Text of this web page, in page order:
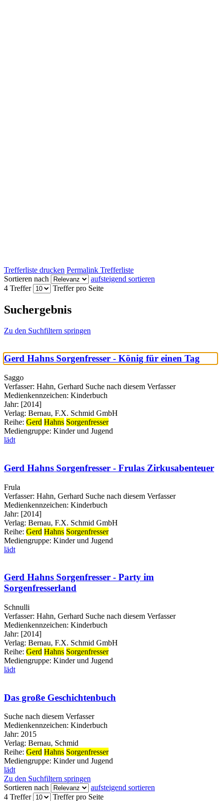
Trefferliste drucken Permalink Trefferliste
Sortieren nach
aufsteigend sortieren
4 Treffer
Treffer pro Seite
Suchergebnis
Zu den Suchfiltern springen
Gerd Hahns Sorgenfresser - König für einen Tag
Saggo
Verfasser: Hahn, Gerhard Suche nach diesem Verfasser
Medienkennzeichen: Kinderbuch
Jahr: [2014]
Verlag: Bernau, F.X. Schmid GmbH
Reihe: Gerd Hahns Sorgenfresser
Mediengruppe: Kinder und Jugend
lädt
Gerd Hahns Sorgenfresser - Frulas Zirkusabenteuer
Frula
Verfasser: Hahn, Gerhard Suche nach diesem Verfasser
Medienkennzeichen: Kinderbuch
Jahr: [2014]
Verlag: Bernau, F.X. Schmid GmbH
Reihe: Gerd Hahns Sorgenfresser
Mediengruppe: Kinder und Jugend
lädt
Gerd Hahns Sorgenfresser - Party im
Sorgenfresserland
Schnulli
Verfasser: Hahn, Gerhard Suche nach diesem Verfasser
Medienkennzeichen: Kinderbuch
Jahr: [2014]
Verlag: Bernau, F.X. Schmid GmbH
Reihe: Gerd Hahns Sorgenfresser
Mediengruppe: Kinder und Jugend
lädt
Das große Geschichtenbuch
Suche nach diesem Verfasser
Medienkennzeichen: Kinderbuch
Jahr: 2015
Verlag: Bernau, Schmid
Reihe: Gerd Hahns Sorgenfresser
Mediengruppe: Kinder und Jugend
lädt
Zu den Suchfiltern springen
Sortieren nach
aufsteigend sortieren
4 Treffer
Treffer pro Seite